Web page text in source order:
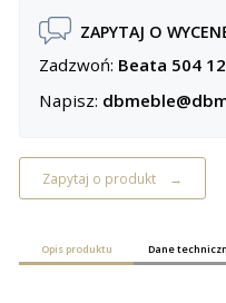
ZAPYTAJ O
Zadzwoń: Beata 504
Napisz:
Zapytaj o produkt
Opis produktu Dane